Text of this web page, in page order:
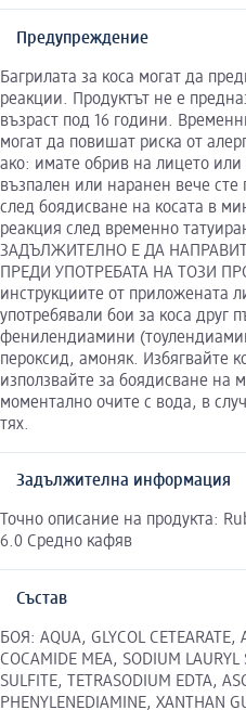
Предупреждение
Багрилата за коса могат да
реакции. Продуктът не е
възраст под 16 години.
могат да повишат риска от
ако: имате обрив на лицето или
възпален или наранен вече сте
след боядисване на косата в
реакция след временно
ЗАДЪЛЖИТЕЛНО Е ДА
ПРЕДИ УПОТРЕБАТА НА ТОЗИ
инструкциите от приложената
употребявали бои за коса
фенилендиамини
пероксид, амоняк. Избягвайте
използвайте за боядисване на
моментално очите с вода, в
тях.
Задължителна информация
Точно описание на продукта:
6.0 Средно кафяв
Състав
БОЯ: AQUA, GLYCOL CETEARATE,
COCAMIDE MEA, SODIUM LAURYL
SULFITE, TETRASODIUM EDTA,
PHENYLENEDIAMINE, XANTHAN